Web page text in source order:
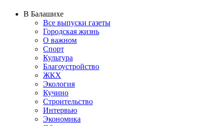
В Балашихе
Все выпуски газеты
Городская жизнь
О важном
Спорт
Культура
Благоустройство
ЖКХ
Экология
Кучино
Строительство
Интервью
Экономика